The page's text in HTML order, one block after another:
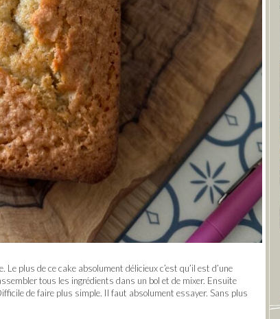
plus de ce cake absolument délicieux c’est qu’il est d’une
tous les ingrédients dans un bol et de mixer. Ensuite
de faire plus simple. Il faut absolument essayer. Sans plus